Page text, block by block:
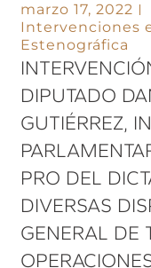
marzo 17, 2022
Intervenciones
Estenográfica
DIPUTADO
GUTIÉRREZ,
PRO DEL
DIVERSAS
GENERAL DE